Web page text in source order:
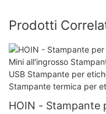
Prodotti
HOIN - Stampante